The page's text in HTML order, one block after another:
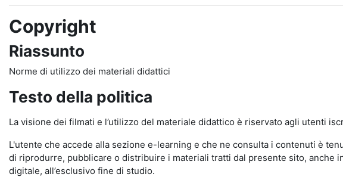
Copyright
Riassunto
Norme di utilizzo dei materiali didattici
Testo della politica
La visione dei filmati e l’utilizzo del materiale didattico è riservato agli utenti
L'utente che accede alla sezione e-learning e che ne consulta i contenuti è
di riprodurre, pubblicare o distribuire i materiali tratti dal presente sito, anche
digitale, all’esclusivo fine di studio.